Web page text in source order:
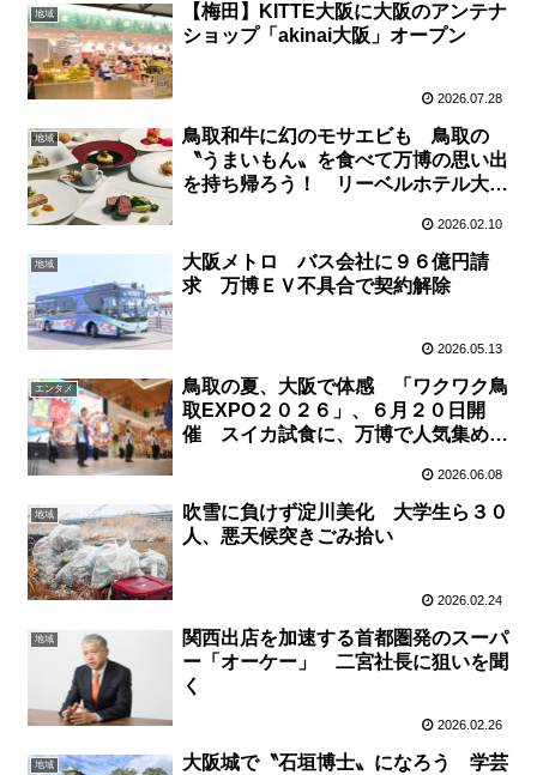
地域
【梅田】KITTE大阪に大阪のアンテナ
ショップ「akinai大阪」オープン
2026.07.28
地域
鳥取和牛に幻のモサエビも 鳥取の
〝うまいもん〟を食べて万博の思い出
を持ち帰ろう！ リーベルホテル大阪
サンドパビリオン〟オープン記念」ア
フター万博企画
2026.02.10
地域
大阪メトロ バス会社に９６億円請
求 万博ＥＶ不具合で契約解除
2026.05.13
エンタメ
鳥取の夏、大阪で体感 「ワクワク鳥
取EXPO２０２６」、６月２０日開
催 スイカ試食に、万博で人気集めた
2026.06.08
地域
吹雪に負けず淀川美化 大学生ら３０
人、悪天候突きごみ拾い
2026.02.24
地域
関西出店を加速する首都圏発のスーパ
ー「オーケー」 二宮社長に狙いを聞
く
2026.02.26
地域
大阪城で〝石垣博士〟になろう 学芸